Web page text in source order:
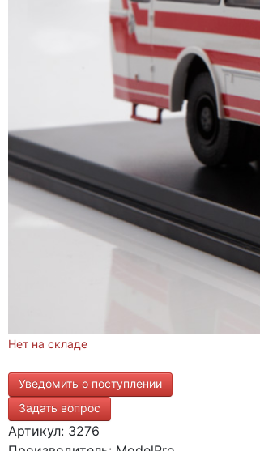
Нет на складе
Уведомить о поступлении
Задать вопрос
Артикул: 3276